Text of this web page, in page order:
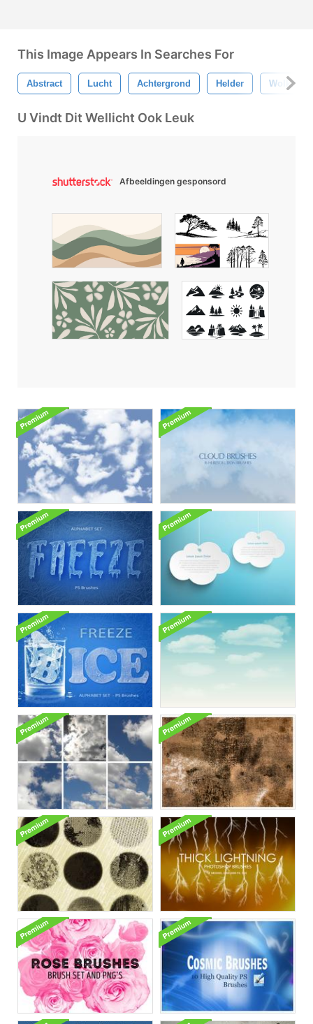
This Image Appears In Searches For
Abstract Lucht Achtergrond Helder Wolk
U Vindt Dit Wellicht Ook Leuk
Afbeeldingen gesponsord